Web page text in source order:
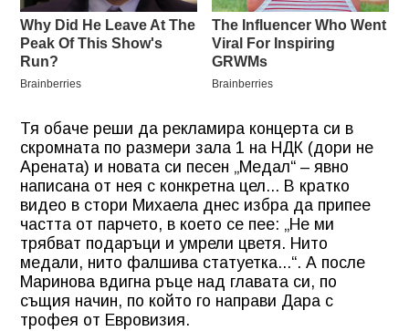
Тя обаче реши да рекламира концерта си в
скромната по размери зала 1 на НДК (дори не
Арената) и новата си песен „Медал“ – явно
написана от нея с конкретна цел... В кратко
видео в стори Михаела днес избра да припее
частта от парчето, в което се пее: „Не ми
трябват подаръци и умрели цветя. Нито
медали, нито фалшива статуетка...“. А после
Маринова вдигна ръце над главата си, по
същия начин, по който го направи Дара с
трофея от Евровизия.